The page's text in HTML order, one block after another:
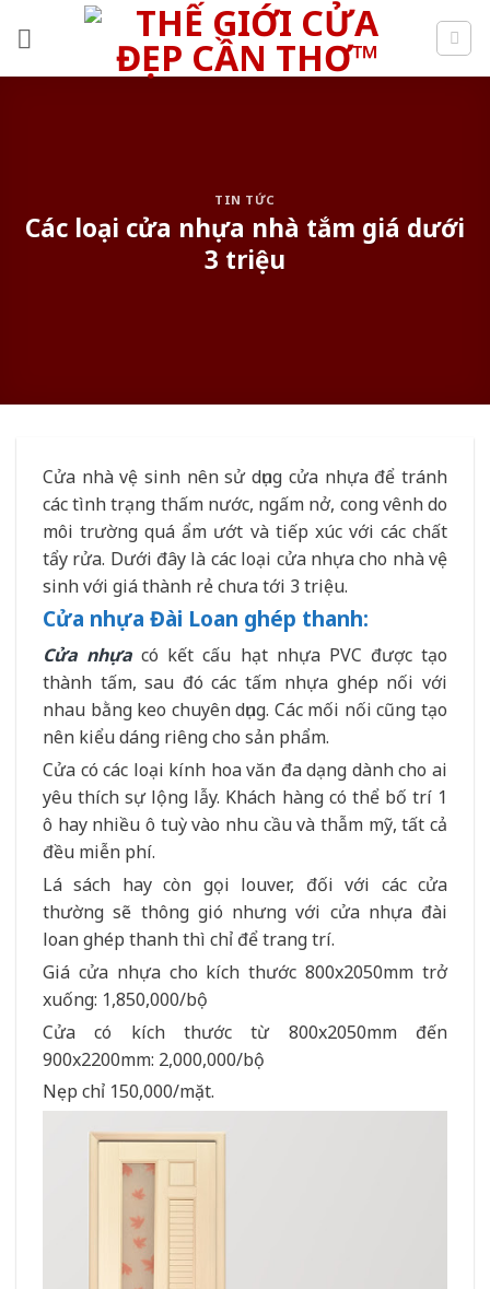
TIN TỨC
Các loại cửa nhựa nhà tắm giá dưới
3 triệu
Cửa nhà vệ sinh nên sử dụng cửa nhựa để tránh
các tình trạng thấm nước, ngấm nở, cong vênh do
môi trường quá ẩm ướt và tiếp xúc với các chất
tẩy rửa. Dưới đây là các loại cửa nhựa cho nhà vệ
sinh với giá thành rẻ chưa tới 3 triệu.
Cửa nhựa Đài Loan ghép thanh:
Cửa nhựa có kết cấu hạt nhựa PVC được tạo
thành tấm, sau đó các tấm nhựa ghép nối với
nhau bằng keo chuyên dụng. Các mối nối cũng tạo
nên kiểu dáng riêng cho sản phẩm.
Cửa có các loại kính hoa văn đa dạng dành cho ai
yêu thích sự lộng lẫy. Khách hàng có thể bố trí 1
ô hay nhiều ô tuỳ vào nhu cầu và thẫm mỹ, tất cả
đều miễn phí.
Lá sách hay còn gọi louver, đối với các cửa
thường sẽ thông gió nhưng với cửa nhựa đài
loan ghép thanh thì chỉ để trang trí.
Giá cửa nhựa cho kích thước 800x2050mm trở
xuống: 1,850,000/bộ
Cửa có kích thước từ 800x2050mm đến
900x2200mm: 2,000,000/bộ
Nẹp chỉ 150,000/mặt.